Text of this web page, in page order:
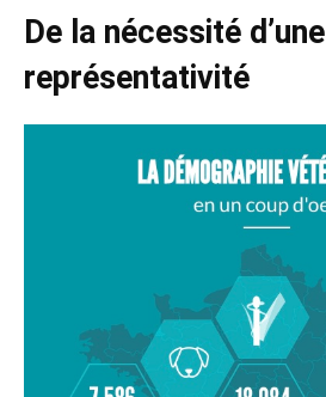
De la nécessité d’une
représentativité